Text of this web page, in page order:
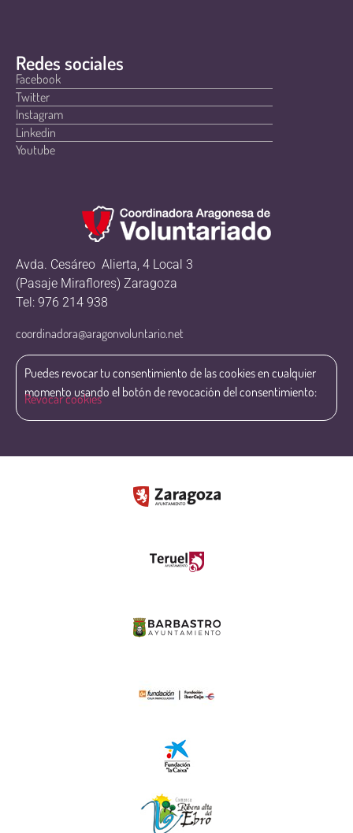
Redes sociales
Facebook
Twitter
Instagram
Linkedin
Youtube
Avda. Cesáreo Alierta, 4 Local 3
(Pasaje Miraflores) Zaragoza
Tel: 976 214 938
coordinadora@aragonvoluntario.net
Puedes revocar tu consentimiento de las cookies en cualquier
momento usando el botón de revocación del consentimiento:
Revocar cookies